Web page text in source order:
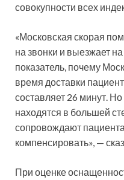
совокупности всех
«Московская скорая
на звонки и выезжает
показатель, почему
время доставки
составляет 26 минут.
находятся в большей
сопровождают
компенсировать», —
При оценке